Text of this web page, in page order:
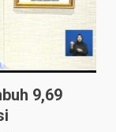
9,69